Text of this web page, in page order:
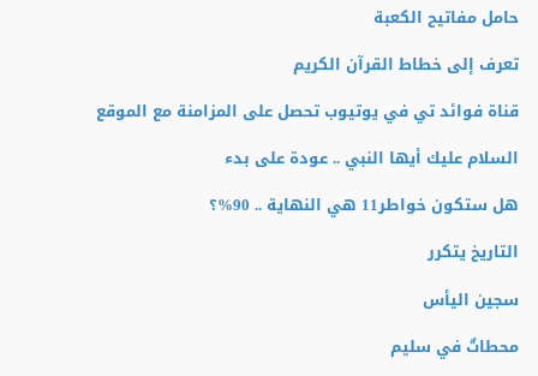
حامل مفاتيح الكعبة
تعرف إلى خطاط القرآن الكريم
قناة فوائد تي في يوتيوب تحصل على المزامنة مع الموقع
السلام عليك أيها النبي .. عودة على بدء
هل ستكون خواطر11 هي النهاية .. 90%؟
التاريخ يتكرر
سجين اليأس
محطاتٌ في سليم